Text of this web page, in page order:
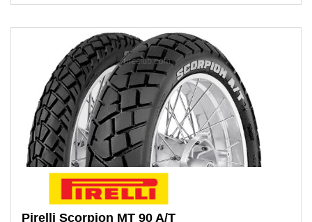
Pirelli Scorpion MT 90 A/T